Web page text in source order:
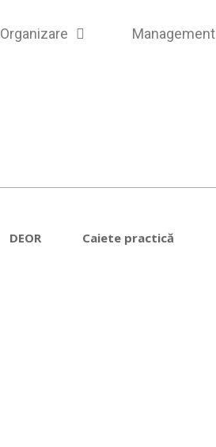
Organizare Management
DEOR Caiete practică